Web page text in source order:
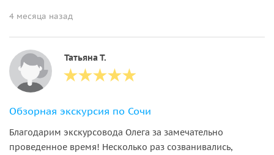
4 месяца назад
Татьяна Т.
Обзорная экскурсия по Сочи
Благодарим экскурсовода Олега за замечательно
проведенное время! Несколько раз созванивались,